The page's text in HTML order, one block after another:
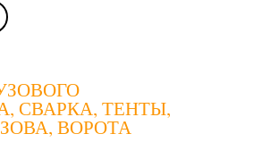
СВАРКА, ТЕНТЫ,
ВОРОТА